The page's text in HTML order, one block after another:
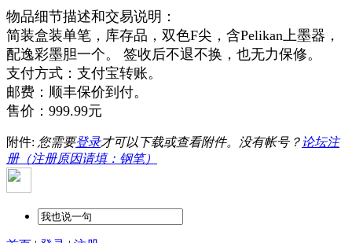
物品细节描述和交易说明：
简装盒装单笔，库存品，双色F尖，含Pelikan上墨器，
配逸彩墨胆一个。 签收后不退不换，也无力保修。
支付方式：支付宝转账。
邮费：顺丰保价到付。
售价：999.99元
附件: 您需要登录才可以下载或查看附件。没有帐号？论坛注
册（注册原因请填：钢笔）